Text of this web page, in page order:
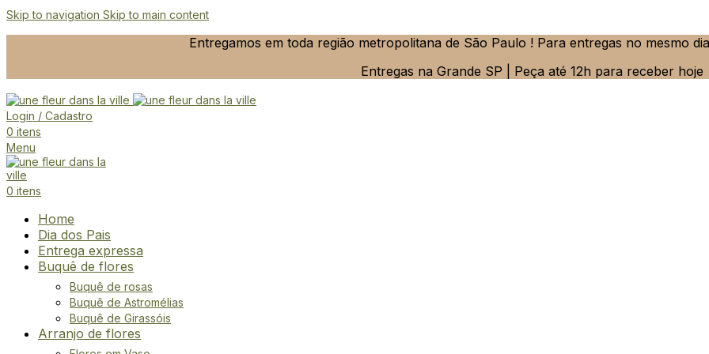
Skip to navigation Skip to main content
Entregamos em toda região metropolitana de São Paulo ! Para entregas no mesmo
Entregas na Grande SP | Peça até 12h para receber hoje
Login / Cadastro
0 itens
Menu
0 itens
Home
Dia dos Pais
Entrega expressa
Buquê de flores
Buquê de rosas
Buquê de Astromélias
Buquê de Girassóis
Arranjo de flores